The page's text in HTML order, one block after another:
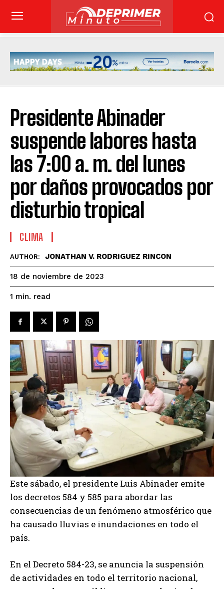
Presidente Abinader
suspende labores hasta
las 7:00 a. m. del lunes
por daños provocados por
disturbio tropical
CLIMA
AUTHOR: JONATHAN V. RODRIGUEZ RINCON
18 de noviembre de 2023
1 min. read
Este sábado, el presidente Luis Abinader emite
los decretos 584 y 585 para abordar las
consecuencias de un fenómeno atmosférico que
ha causado lluvias e inundaciones en todo el
país.
En el Decreto 584-23, se anuncia la suspensión
de actividades en todo el territorio nacional,